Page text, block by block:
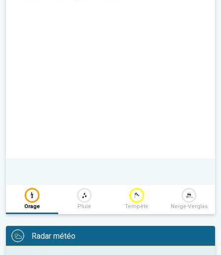
Orage Pluie Tempête Neige-Verglas
Radar météo